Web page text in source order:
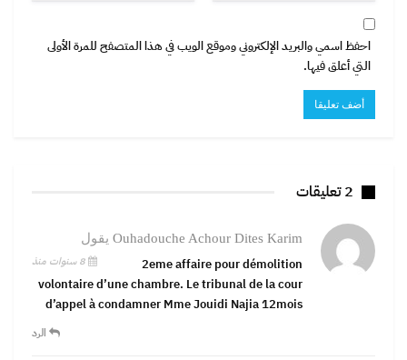
احفظ اسمي والبريد الإلكتروني وموقع الويب في هذا المتصفح للمرة الأولى
التي أعلق فيها.
2 تعليقات
Ouhadouche Achour Dites Karim يقول
2eme affaire pour démolition
volontaire d’une chambre. Le tribunal de la cour
d’appel à condamner Mme Jouidi Najia 12mois
الرد